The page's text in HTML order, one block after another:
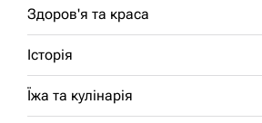
Здоров'я та краса
Історія
Їжа та кулінарія